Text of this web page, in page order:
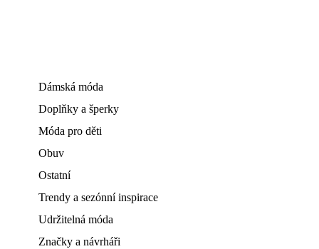
Dámská móda
Doplňky a šperky
Móda pro děti
Obuv
Ostatní
Trendy a sezónní inspirace
Udržitelná móda
Značky a návrháři